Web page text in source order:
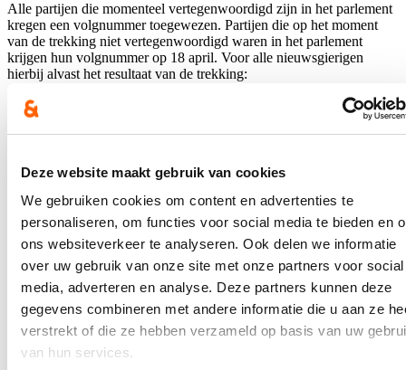
Deze website maakt gebruik van cookies
We gebruiken cookies om content en advertenties te
personaliseren, om functies voor social media te bieden en
ons websiteverkeer te analyseren. Ook delen we informatie
over uw gebruik van onze site met onze partners voor social
media, adverteren en analyse. Deze partners kunnen deze
gegevens combineren met andere informatie die u aan ze
verstrekt of die ze hebben verzameld op basis van uw
van hun services.
Alle partijen die momenteel vertegenwoordigd zijn in het parlement
kregen een volgnummer toegewezen. Partijen die op het moment
van de trekking niet vertegenwoordigd waren in het parlement
krijgen hun volgnummer op 18 april. Voor alle nieuwsgierigen
hierbij alvast het resultaat van de trekking:
Open VLD
Volt
Agora
PTB-PVDA
Vooruit
N-VA
Vivant
ProDG
Ecolo
Groen
cd&v